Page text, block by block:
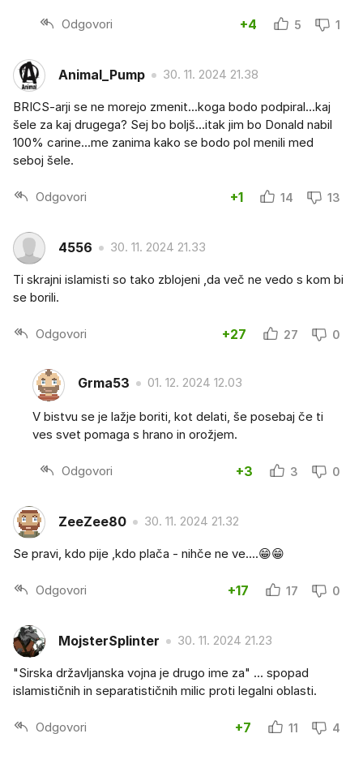
Odgovori +4 5 1
Animal_Pump 30. 11. 2024 21.38
BRICS-arji se ne morejo zmenit...koga bodo podpiral...kaj
šele za kaj drugega? Sej bo boljš...itak jim bo Donald nabil
100% carine...me zanima kako se bodo pol menili med
seboj šele.
Odgovori +1 14 13
4556 30. 11. 2024 21.33
Ti skrajni islamisti so tako zblojeni ,da več ne vedo s kom bi
se borili.
Odgovori +27 27 0
Grma53 01. 12. 2024 12.03
V bistvu se je lažje boriti, kot delati, še posebaj če ti
ves svet pomaga s hrano in orožjem.
Odgovori +3 3 0
ZeeZee80 30. 11. 2024 21.32
Se pravi, kdo pije ,kdo plača - nihče ne ve....😁😁
Odgovori +17 17 0
MojsterSplinter 30. 11. 2024 21.23
"Sirska državljanska vojna je drugo ime za" ... spopad
islamističnih in separatističnih milic proti legalni oblasti.
Odgovori +7 11 4